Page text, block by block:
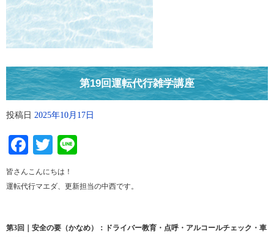
第19回運転代行雑学講座
投稿日 2025年10月17日
Facebook
Twitter
皆さんこんにちは！
運転代行マエダ、更新担当の中西です。
第3回｜安全の要（かなめ）：ドライバー教育・点呼・アルコールチェック・車